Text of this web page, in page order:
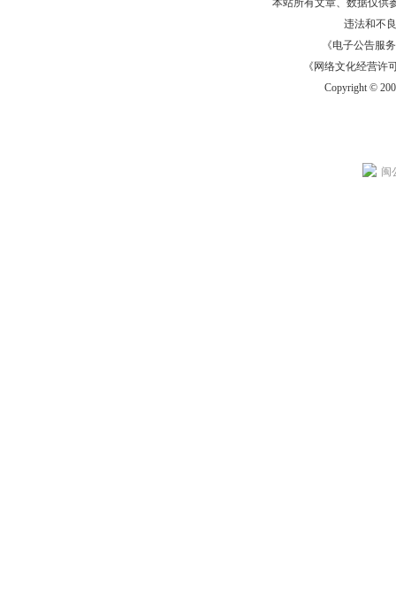
本站所有文章、数据仅供
违法和不
《电子公告服务
《网络文化经营许
Copyright ©
闽